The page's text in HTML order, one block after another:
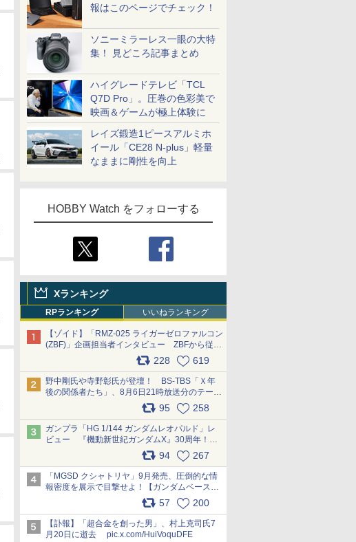
報はこのページでチェック！
ソニーミラーレス一眼の大特
集！ 見どころ記事まとめ
ハイグレードテレビ「TCL
Q7D Pro」。圧巻の色彩美で
映画＆ゲームが極上体験に
レイズ鍛造1ピースアルミホ
イール「CE28 N-plus」軽量
なままに剛性を向上
HOBBY Watch をフォローする
Xランキング
RPランキング いいねランキング
【ゾイド】「RMZ-025 ライガーゼロファルコン
(ZBF)」企画担当者インタビュー ZBFから従来
デザインまで再現可能なボリューム満点のキッ
ト pic.x.com/6zOqQAQKkX
228 619
野中剛氏や寺野彰氏が登壇！ BS-TBS「Ｘ年
後の関係者たち」、8月6日21時放送分のテーマ
は「超合金」！ pic.x.com/uWyt1uyuFm
95 258
ガンプラ「HG 1/144 ガンダムレオパルド」レ
ビュー 『機動新世紀ガンダムX』30周年！イ
ンナーアームガトリングの変形機構まで再現し
最新フォーマットでキット化！
pic.x.com/nszPIDTpbg
94 267
「MGSD クシャトリヤ」9月発売、圧倒的な情
報密度を展示で目撃せよ！【ガンダムベース撮
り下ろし】 pic.x.com/3rPjsfk7qZ
57 200
【訃報】「超合金を創った男」、村上克司氏7
月20日に逝去 pic.x.com/HuiVoquDFE